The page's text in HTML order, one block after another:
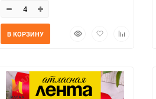
БыстрыйДобавитьДобавить
В КОРЗИНУ